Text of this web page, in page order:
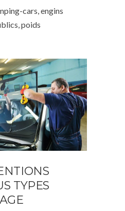
cars, engins
poids
TYPES